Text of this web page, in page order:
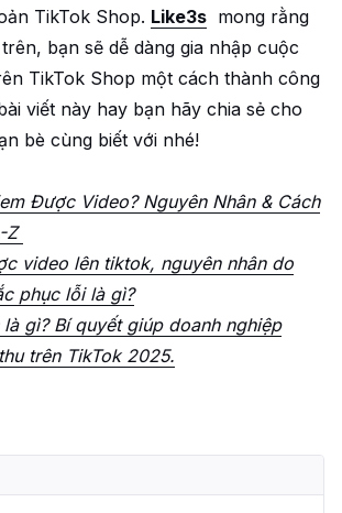
TikTok Shop. Like3s mong rằng
bạn sẽ dễ dàng gia nhập cuộc
TikTok Shop một cách thành công
viết này hay bạn hãy chia sẻ cho
bè cùng biết với nhé!
Được Video? Nguyên Nhân & Cách
Z
video lên tiktok, nguyên nhân do
phục lỗi là gì?
là gì? Bí quyết giúp doanh nghiệp
trên TikTok 2025.